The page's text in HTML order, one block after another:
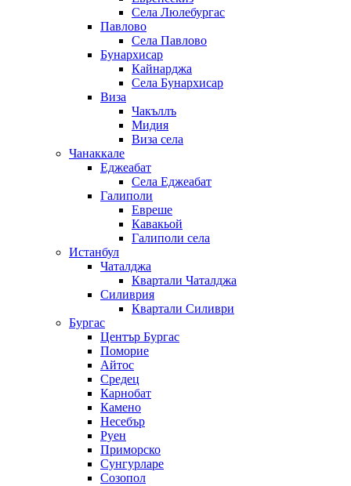
Села Люлебургас
Павлово
Села Павлово
Бунархисар
Кайнарджа
Села Бунархисар
Виза
Чакъллъ
Мидия
Виза села
Чанаккале
Еджеабат
Села Еджеабат
Галиполи
Евреше
Кавакьой
Галиполи села
Истанбул
Чаталджа
Квартали Чаталджа
Силиврия
Квартали Силиври
Бургас
Център Бургас
Поморие
Айтос
Средец
Карнобат
Камено
Несебър
Руен
Приморско
Сунгурларе
Созопол